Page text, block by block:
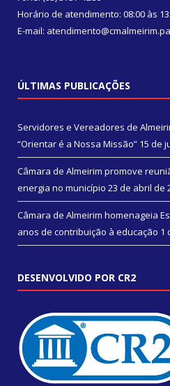
Horário de atendimento: 08:00 às
E-mail:
ÚLTIMAS PUBLICAÇÕES
Servidores e Vereadores de
“Orientar é a Nossa Missão” 15 de
Câmara de Almeirim promove
energia no município 23 de abril de
Câmara de Almeirim homenageia
anos de contribuição à educação 1
DESENVOLVIDO POR CR2